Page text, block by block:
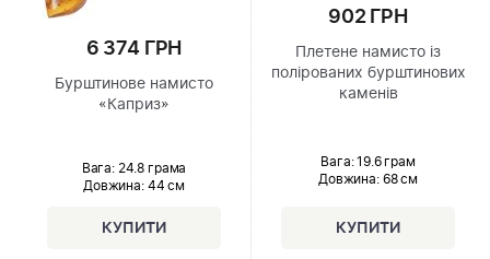
6 374 ГРН
Бурштинове намисто
«Каприз»
Вага: 24.8 грама
Довжина:44 см
902 ГРН
Плетене намисто із
полірованих бурштинових
каменів
Вага: 19.6 грам
Довжина:68 см